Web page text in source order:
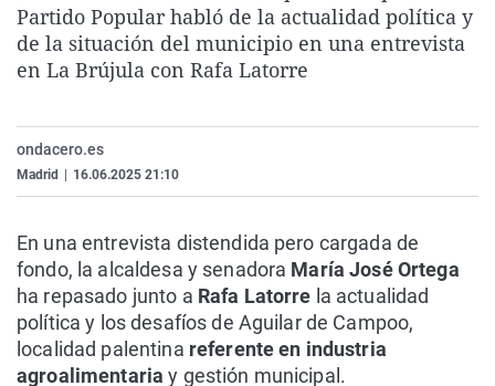
La rosa de los vientos
Gente viajera
Caso
Retornados
Operación Viuda
Extremadura
Galicia
Navarra
Virales
Televisión
Partido Popular habló de la actualidad política y
de la situación del municipio en una entrevista
en La Brújula con Rafa Latorre
ondacero.es
Madrid 16.06.2025 21:10
En una entrevista distendida pero cargada de
fondo, la alcaldesa y senadora María José Ortega
ha repasado junto a Rafa Latorre la actualidad
política y los desafíos de Aguilar de Campoo,
localidad palentina referente en industria
agroalimentaria y gestión municipal.